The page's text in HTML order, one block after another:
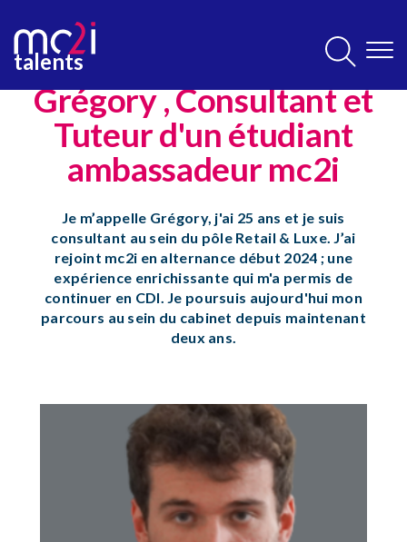
principal
talents
Contenu
principalGrégory , Consultant et
Tuteur d'un étudiant
ambassadeur mc2i
Je m’appelle Grégory, j'ai 25 ans et je suis
consultant au sein du pôle Retail & Luxe. J’ai
rejoint mc2i en alternance début 2024 ; une
expérience enrichissante qui m'a permis de
continuer en CDI. Je poursuis aujourd'hui mon
parcours au sein du cabinet depuis maintenant
deux ans.